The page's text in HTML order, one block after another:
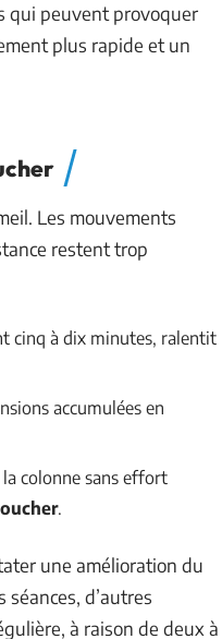
qui peuvent provoquer
plus rapide et un
Les mouvements
restent trop
cinq à dix minutes, ralentit
accumulées en
colonne sans effort
.
une amélioration du
d’autres
à raison de deux à